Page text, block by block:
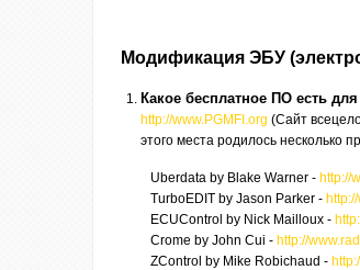
Модификация ЭБУ
Какое бесплатное ПО есть
http://www.PGMFI.org (Сайт
этого места родилось несколько
Uberdata by Blake Warner - http://
TurboEDIT by Jason Parker -
ECUControl by Nick Mailloux -
Crome by John Cui - http://
ZControl by Mike Robichaud -